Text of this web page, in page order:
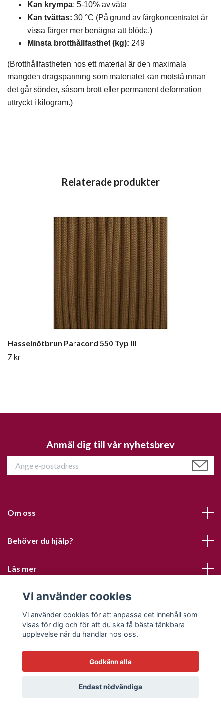
Kan krympa: 5-10% av väta
Kan tvättas: 30 °C (På grund av färgkoncentratet är
vissa färger mer benägna att blöda.)
Minsta brotthållfasthet (kg): 249
(Brotthållfastheten hos ett material är den maximala
mängden dragspänning som materialet kan motstå innan
det går sönder, såsom brott eller permanent deformation
uttryckt i kilogram.)
Hasselnötbrun Paracord 550 Typ III
7 kr
Anmäl dig till vår nyhetsbrev
Om oss
Behöver du hjälp?
Läs mer
Sociala medier
© 2026 Sofias PysselParadis
Vi använder cookies
Vi använder cookies för att anpassa det innehåll som
visas för dig och för att du ska få bästa tänkbara
upplevelse när du handlar hos oss.
Godkänn alla
Endast nödvändiga